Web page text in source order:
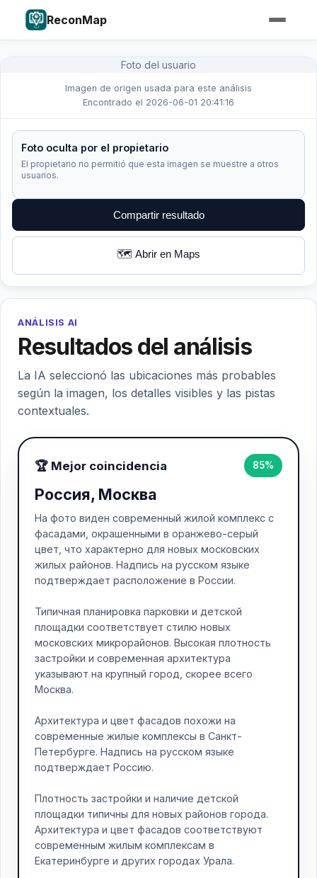
ReconMap
Foto del usuario
Imagen de origen usada para este análisis
Encontrado el 2026-06-01 20:41:16
Foto oculta por el propietario
El propietario no permitió que esta imagen se muestre a otros
usuarios.
Compartir resultado
🗺️ Abrir en Maps
ANÁLISIS AI
Resultados del análisis
La IA seleccionó las ubicaciones más probables
según la imagen, los detalles visibles y las pistas
contextuales.
🏆 Mejor coincidencia 85%
Россия, Москва
На фото виден современный жилой комплекс с
фасадами, окрашенными в оранжево-серый
цвет, что характерно для новых московских
жилых районов. Надпись на русском языке
подтверждает расположение в России.
Типичная планировка парковки и детской
площадки соответствует стилю новых
московских микрорайонов. Высокая плотность
застройки и современная архитектура
указывают на крупный город, скорее всего
Москва.
Архитектура и цвет фасадов похожи на
современные жилые комплексы в Санкт-
Петербурге. Надпись на русском языке
подтверждает Россию.
Плотность застройки и наличие детской
площадки типичны для новых районов города.
Архитектура и цвет фасадов соответствуют
современным жилым комплексам в
Екатеринбурге и других городах Урала.